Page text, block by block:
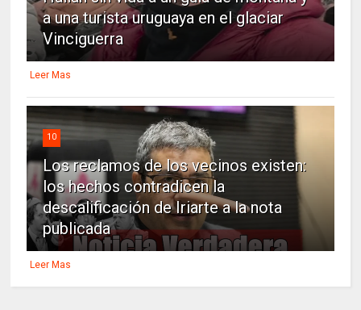
a una turista uruguaya en el glaciar
Vinciguerra
Leer Mas
10
Los reclamos de los vecinos existen:
los hechos contradicen la
descalificación de Iriarte a la nota
publicada
Leer Mas